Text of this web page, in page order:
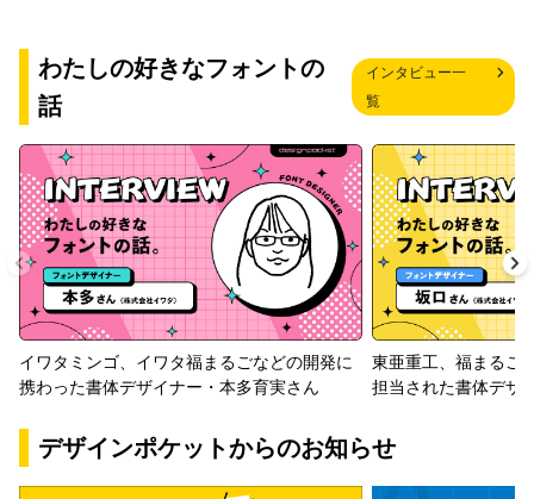
わたしの好きなフォントの
話
インタビュー一
覧
イワタミンゴ、イワタ福まるごなどの開発に
携わった書体デザイナー・本多育実さん
東亜重工、福まるご
担当された書体デザ
デザインポケットからのお知らせ